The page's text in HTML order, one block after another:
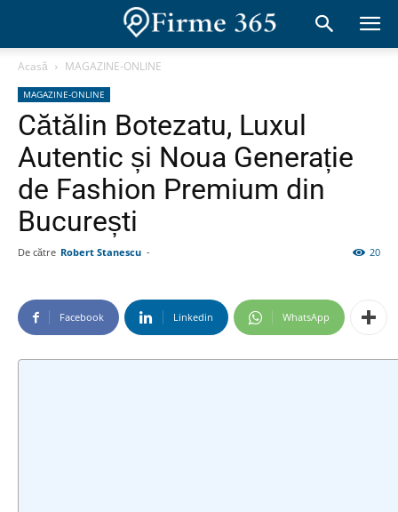
Acasă MAGAZINE-ONLINE
MAGAZINE-ONLINE
Cătălin Botezatu, Luxul
Autentic și Noua Generație
de Fashion Premium din
București
De către Robert Stanescu - 20
Facebook Linkedin WhatsApp